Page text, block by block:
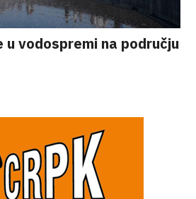
u vodospremi na području